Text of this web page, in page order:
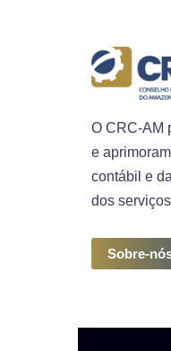
O CRC-AM
e
contábil e
dos serviços
Sobre-